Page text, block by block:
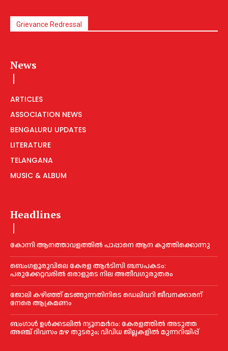
Grievance Redressal
News
ARTICLES
ASSOCIATION NEWS
BENGALURU UPDATES
LITERATURE
TELANGANA
MUSIC & ALBUM
Headlines
കോന്നി ആനത്താവളത്തില്‍ പാപ്പാനെ ആന കുത്തിക്കൊന്നു
ബെംഗളൂരുവിലെ കേരള ആര്‍ടിസി ബസപകടം:
പരുക്കേറ്റവരില്‍ ഒരാളുടെ നില അതീവഗുരുതരം
ജോലി കഴിഞ്ഞ് മടങ്ങുന്നതിനിടെ ഡെലിവറി ജീവനക്കാരന്
നേരെ ആക്രമണം
ബംഗാൾ ഉൾക്കടലിൽ ന്യൂനമർദം: കേരളത്തിൽ അടുത്ത
അഞ്ച് ദിവസം മഴ തുടരും; വിവിധ ജില്ലകളിൽ മുന്നറിയിപ്പ്